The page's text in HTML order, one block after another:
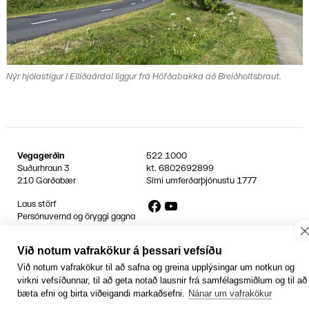
Nýr hjólastígur í Elliðaárdal liggur frá Höfðabakka að Breiðholtsbraut.
Vegagerðin
Suðurhraun 3
210 Garðabær
522 1000
kt.6802692899
Sími umferðarþjónustu1777
Laus störf
Persónuvernd og öryggi gagna
FacebookYouTube
Jafnlaunavottun
Græn Skref
Við notum vafrakökur á þessari vefsíðu
Við notum vafrakökur til að safna og greina upplýsingar um notkun og
virkni vefsíðunnar, til að geta notað lausnir frá samfélagsmiðlum og til að
bæta efni og birta viðeigandi markaðsefni. Nánar um vafrakökur